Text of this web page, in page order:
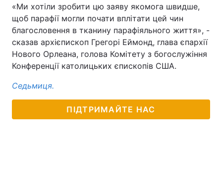
Тема оформлення
«Ми хотіли зробити цю заяву якомога швидше,
щоб парафії могли почати вплітати цей чин
благословення в тканину парафіяльного життя», -
сказав архієпископ Грегорі Еймонд, глава єпархії
Нового Орлеана, голова Комітету з богослужіння
Конференції католицьких єпископів США.
Седьмиця.
ПІДТРИМАЙТЕ НАС